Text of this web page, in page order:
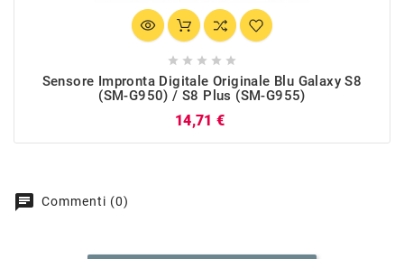
    
Sensore Impronta Digitale Originale Blu Galaxy S8
(SM-G950) / S8 Plus (SM-G955)
14,71 €
chat Commenti (0)